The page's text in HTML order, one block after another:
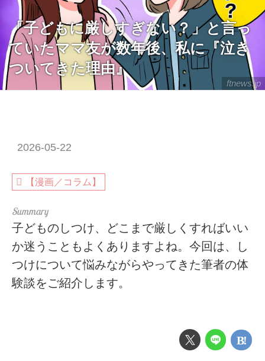
ftnews.jp
「子どもに厳しすぎない？」と言っ
ていたママ友が数年後、私に『泣き
ついてきた理由』
2026-05-22
【漫画／コラム】
子どものしつけ、どこまで厳しくすればいい
か迷うこともよくありますよね。今回は、し
つけについて悩みながらやってきた筆者の体
験談をご紹介します。